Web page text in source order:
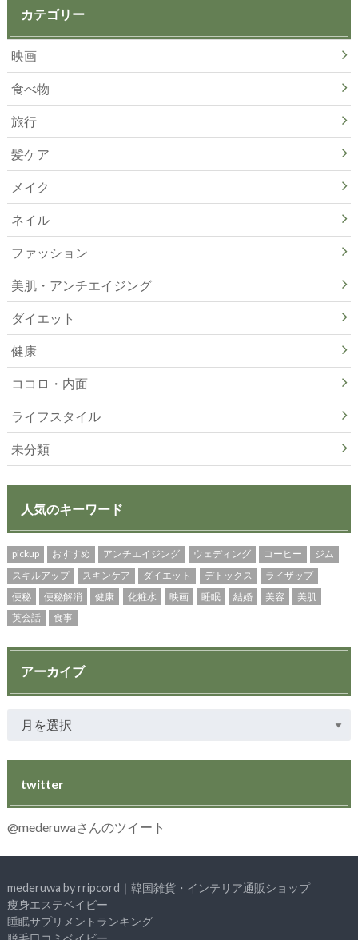
カテゴリー
映画
食べ物
旅行
髪ケア
メイク
ネイル
ファッション
美肌・アンチエイジング
ダイエット
健康
ココロ・内面
ライフスタイル
未分類
人気のキーワード
pickup おすすめ アンチエイジング ウェディング コーヒー
ジム
スキルアップ
スキンケア ダイエット デトックス
ライザップ
便秘
便秘解消 健康 化粧水 映画 睡眠 結婚 美容
美肌
英会話
食事
アーカイブ
twitter
@mederuwaさんのツイート
mederuwa by rripcord｜韓国雑貨・インテリア通販ショップ
痩身エステベイビー
睡眠サプリメントランキング